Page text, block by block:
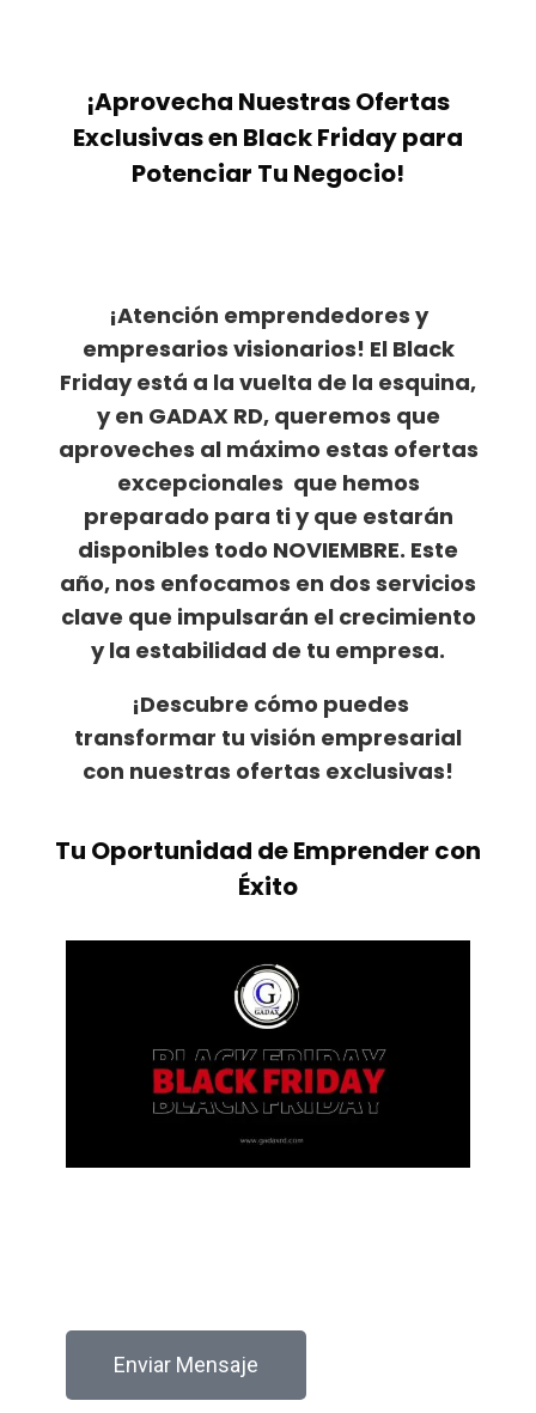
¡Aprovecha Nuestras Ofertas
Exclusivas en Black Friday para
Potenciar Tu Negocio!
¡Atención emprendedores y
empresarios visionarios! El Black
Friday está a la vuelta de la esquina,
y en GADAX RD, queremos que
aproveches al máximo estas ofertas
excepcionales que hemos
preparado para ti y que estarán
disponibles todo NOVIEMBRE. Este
año, nos enfocamos en dos servicios
clave que impulsarán el crecimiento
y la estabilidad de tu empresa.
¡Descubre cómo puedes
transformar tu visión empresarial
con nuestras ofertas exclusivas!
Tu Oportunidad de Emprender con
Éxito
Enviar Mensaje